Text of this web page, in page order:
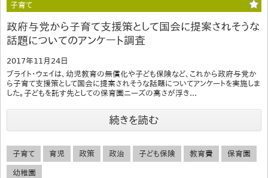
子育て
政府与党から子育て支援策として国会に提案されそうな
話題についてのアンケート調査
2017年11月24日
ブライト・ウェイは、幼児教育の無償化や子ども保険など、これから政府与党か
ら子育て支援策として国会に提案されそうな話題についてアンケートを実施しま
した。子どもを託す先としての保育園ニーズの高さが浮き...
続きを読む
子育て 育児 政策 政治 子ども保険 教育費 保育園
幼稚園